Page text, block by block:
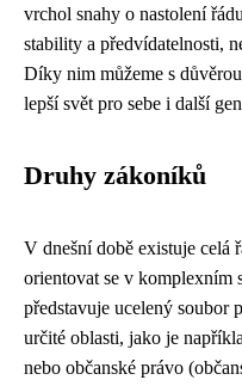
vrchol snahy o nastolení
stability a předvídatelnosti,
Díky nim můžeme s
lepší svět pro sebe i další
Druhy zákoníků
V dnešní době existuje celá
orientovat se v komplexním
představuje ucelený soubor
určité oblasti, jako je
nebo občanské právo